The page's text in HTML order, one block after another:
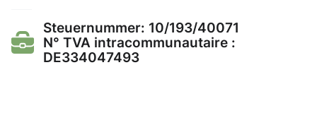
Steuernummer: 10/193/40071
N° TVA intracommunautaire :
DE334047493